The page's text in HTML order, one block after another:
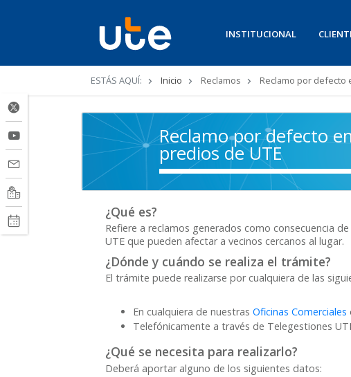
INSTITUCIONAL
Ruta
de
navegación
ESTÁS AQUÍ: Inicio Reclamos Reclamo por defecto
Reclamo por defecto
predios de UTE
¿Qué es?
Refiere a reclamos generados como consecuencia
UTE que pueden afectar a vecinos cercanos al lugar.
¿Dónde y cuándo se realiza el trámite?
El trámite puede realizarse por cualquiera de las
En cualquiera de nuestras Oficinas Comerciales
Telefónicamente a través de Telegestiones
¿Qué se necesita para realizarlo?
Deberá aportar alguno de los siguientes datos: